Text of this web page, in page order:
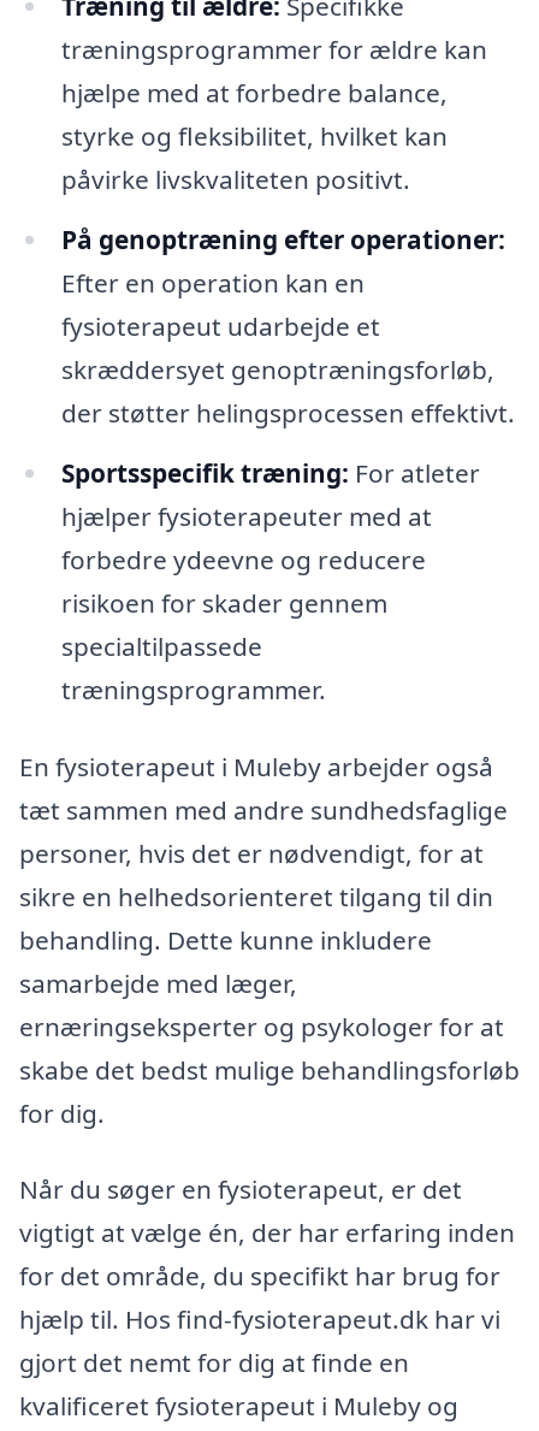
træningsprogrammer for ældre kan
hjælpe med at forbedre balance,
styrke og fleksibilitet, hvilket kan
påvirke livskvaliteten positivt.
På genoptræning efter operationer:
Efter en operation kan en
fysioterapeut udarbejde et
skræddersyet genoptræningsforløb,
der støtter helingsprocessen effektivt.
Sportsspecifik træning: For atleter
hjælper fysioterapeuter med at
forbedre ydeevne og reducere
risikoen for skader gennem
specialtilpassede
træningsprogrammer.
En fysioterapeut i Muleby arbejder også
tæt sammen med andre sundhedsfaglige
personer, hvis det er nødvendigt, for at
sikre en helhedsorienteret tilgang til din
behandling. Dette kunne inkludere
samarbejde med læger,
ernæringseksperter og psykologer for at
skabe det bedst mulige behandlingsforløb
for dig.
Når du søger en fysioterapeut, er det
vigtigt at vælge én, der har erfaring inden
for det område, du specifikt har brug for
hjælp til. Hos find-fysioterapeut.dk har vi
gjort det nemt for dig at finde en
kvalificeret fysioterapeut i Muleby og